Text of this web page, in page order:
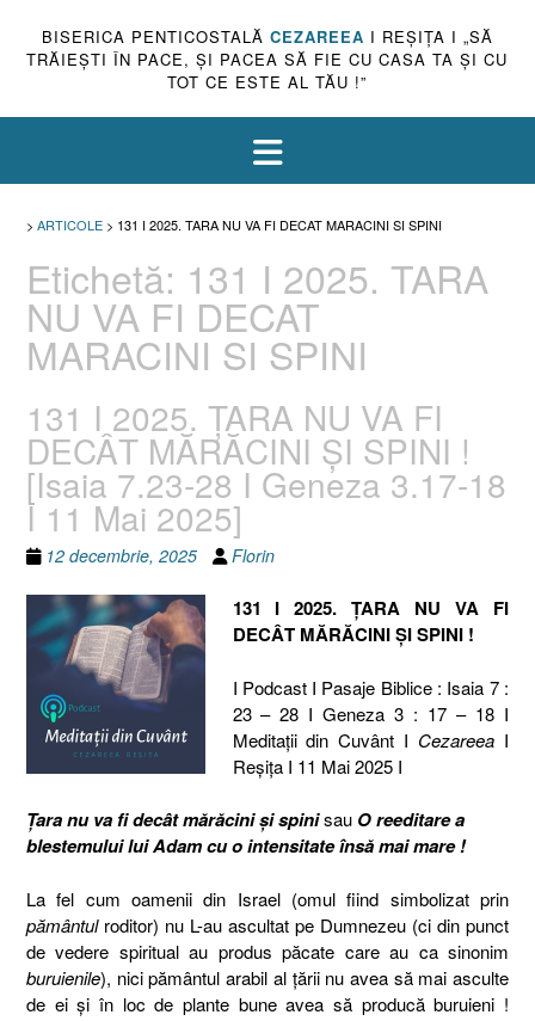
BISERICA PENTICOSTALĂ CEZAREEA I REŞIŢA I „SĂ
TRĂIEŞTI ÎN PACE, ŞI PACEA SĂ FIE CU CASA TA ŞI CU
TOT CE ESTE AL TĂU !”
> ARTICOLE > 131 I 2025. TARA NU VA FI DECAT MARACINI SI SPINI
Etichetă: 131 I 2025. TARA
NU VA FI DECAT
MARACINI SI SPINI
131 I 2025. ȚARA NU VA FI
DECÂT MĂRĂCINI ȘI SPINI !
[Isaia 7.23-28 I Geneza 3.17-18
I 11 Mai 2025]
12 decembrie, 2025 Florin
131 I 2025. ȚARA NU VA FI
DECÂT MĂRĂCINI ȘI SPINI !
I Podcast I Pasaje Biblice : Isaia 7 :
23 – 28 I Geneza 3 : 17 – 18 I
Meditaţii din Cuvânt I Cezareea I
Reşiţa I 11 Mai 2025 I
Țara nu va fi decât mărăcini și spinisau O reeditare a
blestemului lui Adam cu o intensitate însă mai mare !
La fel cum oamenii din Israel (omul fiind simbolizat prin
pământulroditor) nu L-au ascultat pe Dumnezeu (ci din punct
de vedere spiritual au produs păcate care au ca sinonim
buruienile), nici pământul arabil al țării nu avea să mai asculte
de ei și în loc de plante bune avea să producă buruieni !